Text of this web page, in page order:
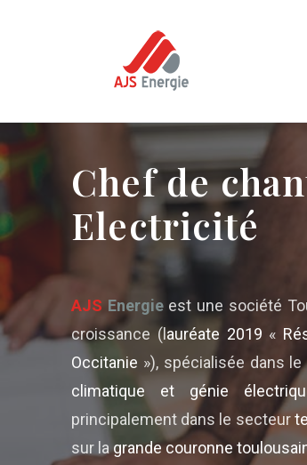
Chef de
Electricité
AJS Energieest une société
croissance (lauréate 2019 «
Occitanie »), spécialisée dans
climatique et génie
principalement dans le secteur
sur la grande couronne